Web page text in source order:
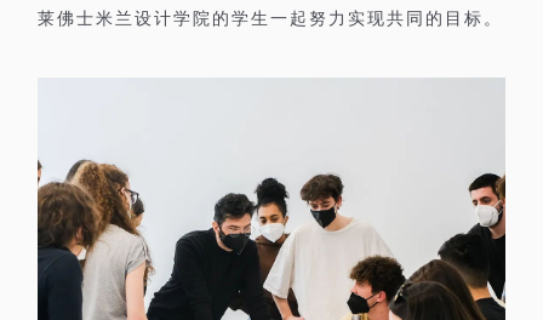
莱佛士米兰设计学院的学生一起努力实现共同的目标。